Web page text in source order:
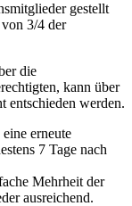
gestellt
3/4 der
die
kann über
entschieden werden.
erneute
7 Tage nach
Mehrheit der
ausreichend.